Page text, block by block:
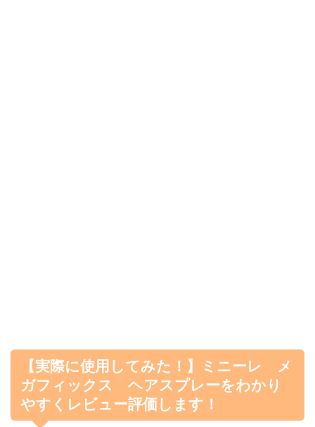
【実際に使用してみた！】ミニーレ メ
ガフィックス ヘアスプレーをわかり
やすくレビュー評価します！